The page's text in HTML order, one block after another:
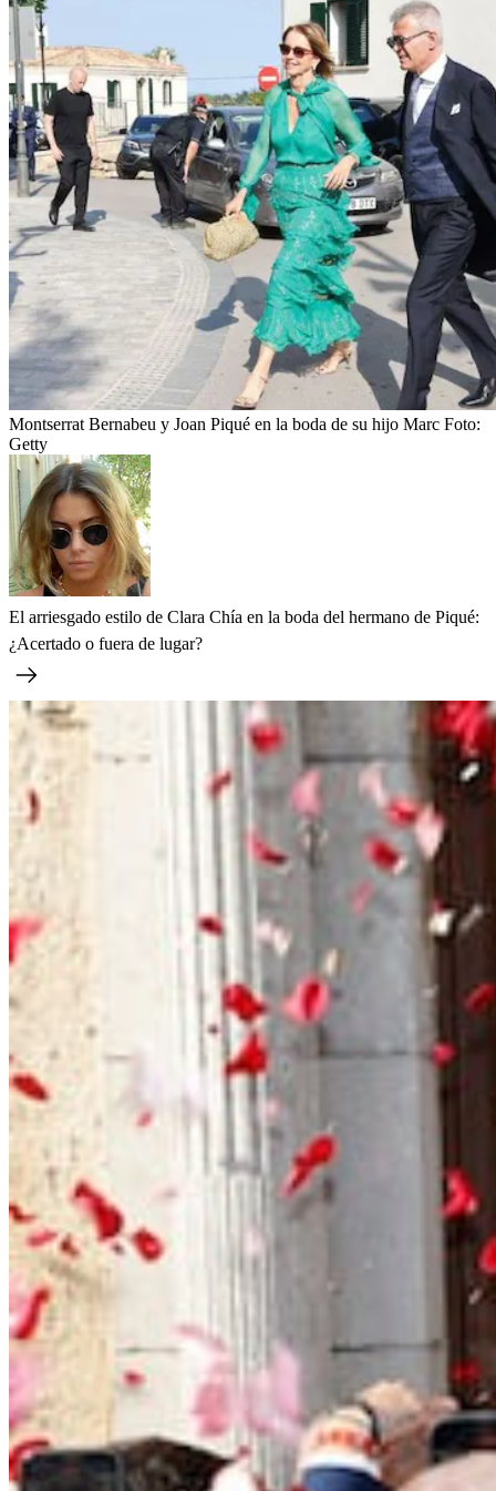
Montserrat Bernabeu y Joan Piqué en la boda de su hijo Marc Foto:
Getty
El arriesgado estilo de Clara Chía en la boda del hermano de Piqué:
¿Acertado o fuera de lugar?